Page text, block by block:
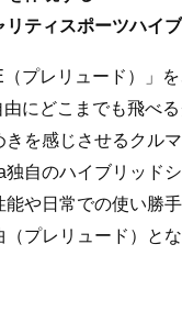
ティスポーツハイ
プレリュード）」
にどこまでも飛べ
を感じさせるクル
自のハイブリッド
や日常での使い勝
プレリュード）とな